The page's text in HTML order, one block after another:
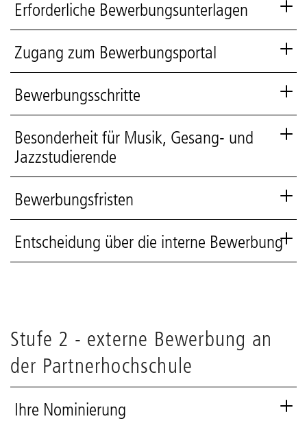
Erforderliche Bewerbungsunterlagen
Zugang zum Bewerbungsportal
Bewerbungsschritte
Besonderheit für Musik, Gesang- und
Jazzstudierende
Bewerbungsfristen
Entscheidung über die interne Bewerbung
Stufe 2 - externe Bewerbung an
der Partnerhochschule
Ihre Nominierung